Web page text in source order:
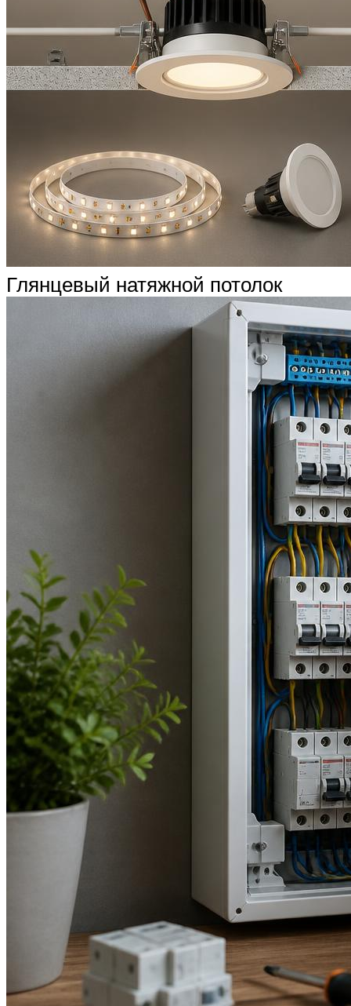
Глянцевый натяжной потолок